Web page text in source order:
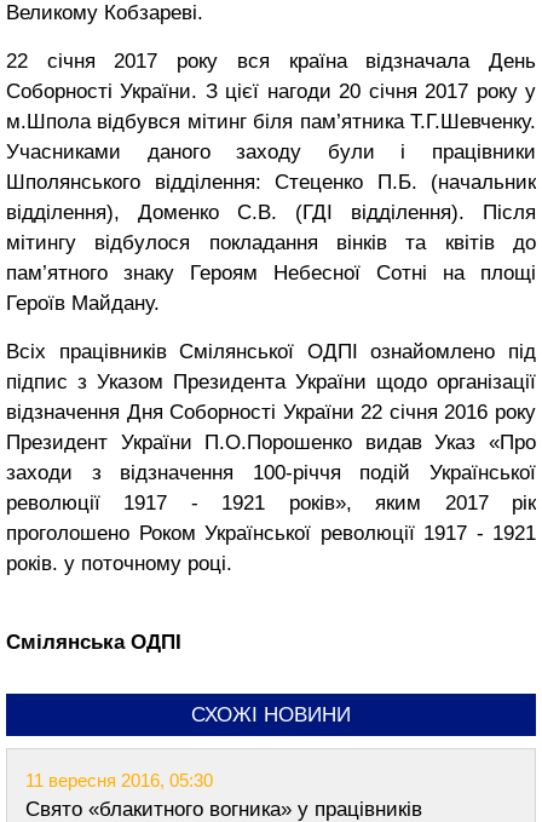
Великому Кобзареві.
22 січня 2017 року вся країна відзначала День
Соборності України. З цієї нагоди 20 січня 2017 року у
м.Шпола відбувся мітинг біля пам’ятника Т.Г.Шевченку.
Учасниками даного заходу були і працівники
Шполянського відділення: Стеценко П.Б. (начальник
відділення), Доменко С.В. (ГДІ відділення). Після
мітингу відбулося покладання вінків та квітів до
пам’ятного знаку Героям Небесної Сотні на площі
Героїв Майдану.
Всіх працівників Смілянської ОДПІ ознайомлено під
підпис з Указом Президента України щодо організації
відзначення Дня Соборності України 22 січня 2016 року
Президент України П.О.Порошенко видав Указ «Про
заходи з відзначення 100-річчя подій Української
революції 1917 - 1921 років», яким 2017 рік
проголошено Роком Української революції 1917 - 1921
років. у поточному році.
Смілянська ОДПІ
СХОЖІ НОВИНИ
11 вересня 2016, 05:30
Свято «блакитного вогника» у працівників